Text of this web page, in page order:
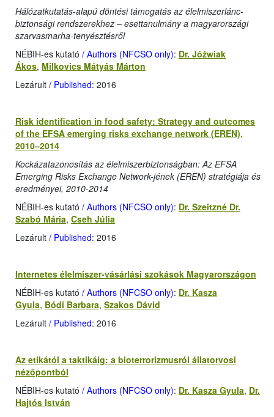
Hálózatkutatás-alapú döntési támogatás az élelmiszerlánc-
biztonsági rendszerekhez – esettanulmány a magyarországi
szarvasmarha-tenyésztésről
NÉBIH-es kutató / Authors (NFCSO only): Dr. Jóźwiak
Ákos, Milkovics Mátyás Márton
Lezárult / Published: 2016
Risk identification in food safety: Strategy and outcomes
of the EFSA emerging risks exchange network (EREN),
2010–2014
Kockázatazonosítás az élelmiszerbiztonságban: Az EFSA
Emerging Risks Exchange Network-jének (EREN) stratégiája és
eredményei, 2010-2014
NÉBIH-es kutató / Authors (NFCSO only): Dr. Szeitzné Dr.
Szabó Mária, Cseh Júlia
Lezárult / Published: 2016
Internetes élelmiszer-vásárlási szokások Magyarországon
NÉBIH-es kutató / Authors (NFCSO only): Dr. Kasza
Gyula, Bódi Barbara, Szakos Dávid
Lezárult / Published: 2016
Az etikától a taktikáig: a bioterrorizmusról állatorvosi
nézőpontból
NÉBIH-es kutató / Authors (NFCSO only): Dr. Kasza Gyula, Dr.
Hajtós István